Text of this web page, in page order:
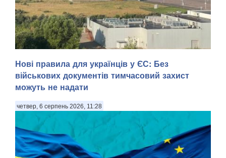
У Ярославлі дрони атакували один з найбільших
нафтопереробних заводів росії. Місцева влада заявила
про «наймасовішу атаку» безпілотників на область. Про
атаку повідомив губернатор Ярославської області
Нові правила для українців у ЄС: Без
військових документів тимчасовий захист
можуть не надати
четвер, 6 серпень 2026, 11:28